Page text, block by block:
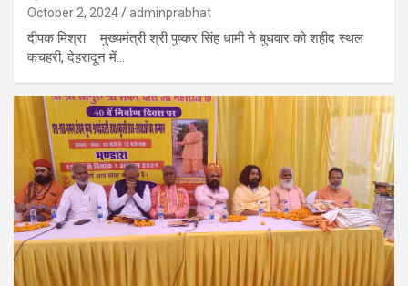
October 2, 2024 adminprabhat
दीपक मिश्रा मुख्यमंत्री श्री पुष्कर सिंह धामी ने बुधवार को शहीद स्थल
कचहरी, देहरादून में…